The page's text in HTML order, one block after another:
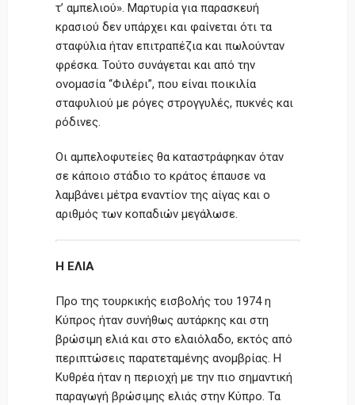
τ’ αμπελιού». Μαρτυρία για παρασκευή
κρασιού δεν υπάρχει και φαίνεται ότι τα
σταφύλια ήταν επιτραπέζια και πωλούνταν
φρέσκα. Τούτο συνάγεται και από την
ονομασία “Φιλέρι”, που είναι ποικιλία
σταφυλιού με ρόγες στρογγυλές, πυκνές και
ρόδινες.
Οι αμπελοφυτείες θα καταστράφηκαν όταν
σε κάποιο στάδιο το κράτος έπαυσε να
λαμβάνει μέτρα εναντίον της αίγας και ο
αριθμός των κοπαδιών μεγάλωσε.
Η ΕΛΙΑ
Προ της τουρκικής εισβολής του 1974 η
Κύπρος ήταν συνήθως αυτάρκης και στη
βρώσιμη ελιά και στο ελαιόλαδο, εκτός από
περιπτώσεις παρατεταμένης ανομβρίας. Η
Κυθρέα ήταν η περιοχή με την πιο σημαντική
παραγωγή βρώσιμης ελιάς στην Κύπρο. Τα